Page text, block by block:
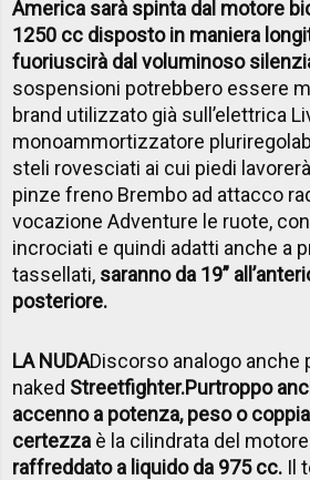
America sarà spinta dal motore
1250 cc disposto in maniera
fuoriuscirà dal voluminoso
sospensioni potrebbero essere
brand utilizzato già sull’elettrica
monoammortizzatore
steli rovesciati ai cui piedi
pinze freno Brembo ad attacco
vocazione Adventure le ruote,
incrociati e quindi adatti anche a
tassellati, saranno da 19”
posteriore.
LA NUDADiscorso analogo anche
naked Streetfighter.Purtroppo
accenno a potenza, peso o
certezza è la cilindrata del
raffreddato a liquidoda 975 cc. Il